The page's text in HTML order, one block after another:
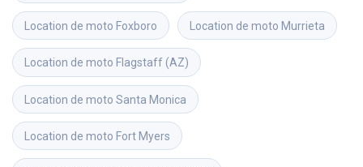
Location de moto Foxboro Location de moto Murrieta
Location de moto Flagstaff (AZ)
Location de moto Santa Monica
Location de moto Fort Myers